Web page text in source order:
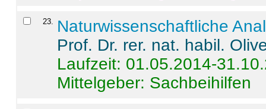
23. Naturwissenschaftliche
Prof. Dr. rer. nat. habil.
Laufzeit: 01.05.2014-
Mittelgeber: Sachbeihilfen